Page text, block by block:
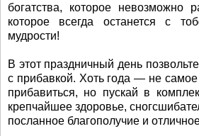
богатства, которое невозможно
которое всегда останется с
мудрости!
В этот праздничный день
с прибавкой. Хоть года — не
прибавиться, но пускай в
крепчайшее здоровье,
посланное благополучие и